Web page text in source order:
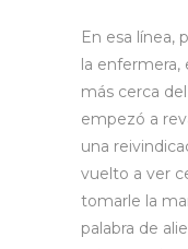
En esa línea,
la enfermera,
más cerca
empezó a
una
vuelto a ver
tomarle la
palabra de